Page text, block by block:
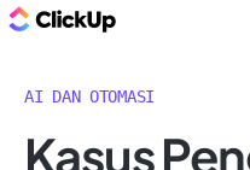
AI DAN OTOMASI
Kasus